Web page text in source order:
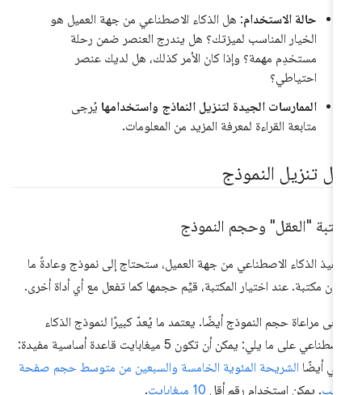
حالة الاستخدام: هل الذكاء الاصطناعي من جهة العميل هو
الخيار المناسب لميزتك؟ هل يندرج العنصر ضمن رحلة
مستخدِم مهمة؟ وإذا كان الأمر كذلك، هل لديك عنصر
احتياطي؟
الممارسات الجيدة لتنزيل النماذج واستخدامهايُرجى
متابعة القراءة لمعرفة المزيد من المعلومات.
تنزيل النموذج
"العقل" وحجم النموذج
الذكاء الاصطناعي من جهة العميل، ستحتاج إلى نموذج وعادةً ما
مكتبة. عند اختيار المكتبة، قيِّم حجمها كما تفعل مع أي أداة أخرى.
مراعاة حجم النموذج أيضًا. يعتمد ما يُعدّ كبيرًا لنموذج الذكاء
الاصطناعي على ما يلي: يمكن أن تكون 5 ميغابايت قاعدة أساسية مفيدة:
أيضًاالشريحة المئوية الخامسة والسبعين من متوسط حجم صفحة
. يمكن استخدام رقم أقل 10 ميغابايت .